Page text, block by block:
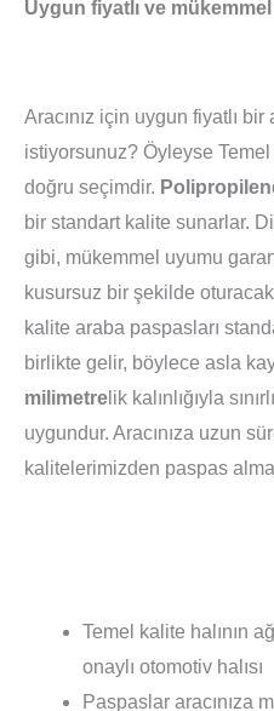
Uygun fiyatlı ve
Aracınız için uygun fiyatlı bir
istiyorsunuz? Öyleyse Temel
doğru seçimdir. Polipropilen
bir standart kalite sunarlar.
gibi, mükemmel uyumu
kusursuz bir şekilde
kalite araba paspasları
birlikte gelir, böylece asla
milimetre lik kalınlığıyla
uygundur. Aracınıza uzun
kalitelerimizden paspas
Temel kalite halının
onaylı otomotiv halısı
Paspaslar aracınıza